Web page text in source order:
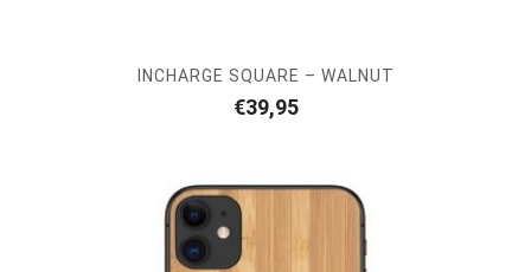
INCHARGE SQUARE – WALNUT
€39,95